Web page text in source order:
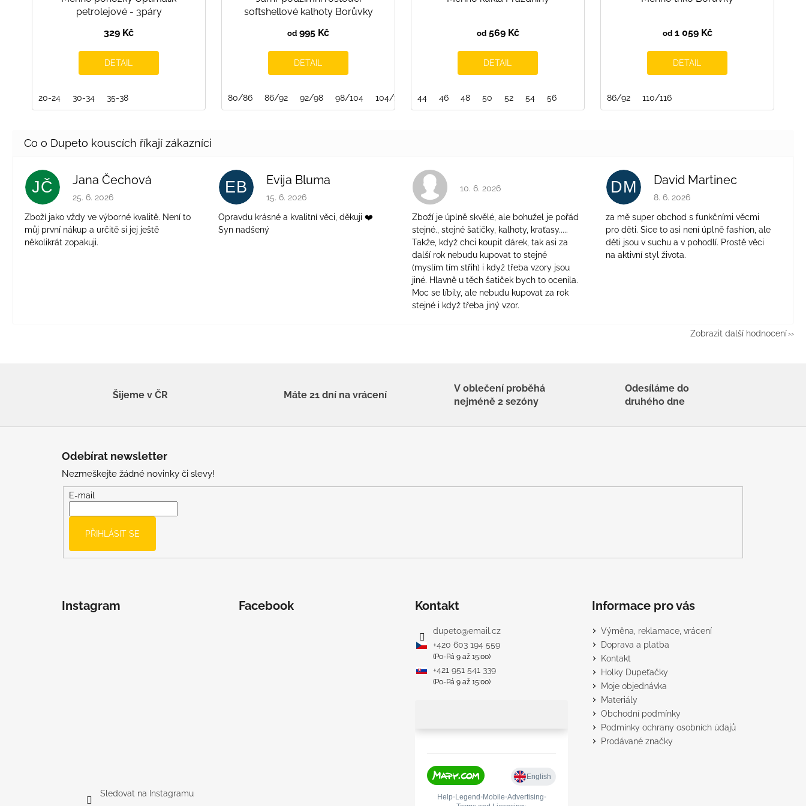
petrolejové - 3páry
329 Kč
DETAIL
20-24 30-34 35-38
softshellové kalhoty Borůvky
od 995 Kč
DETAIL
80/86 86/92 92/98 98/104 104/110 110/116 116/122 140/146 146/152
od569 Kč
DETAIL
44 46 48 50 52 54 56
od1 059 Kč
DETAIL
86/92 110/116
JČ Jana Čechová
Hodnocení obchodu je 5 z 5 hvězdiček.
25. 6. 2026
Zboží jako vždy ve výborné kvalitě. Není to
můj první nákup a určitě si jej ještě
několikrát zopakuji.
EB Evija Bluma
Hodnocení obchodu je 5 z 5 hvězdiček.
15. 6. 2026
Opravdu krásné a kvalitní věci, děkuji ❤️
Syn nadšený
Hodnocení obchodu je 4 z 5 hvězdiček.
10. 6. 2026
Zboží je úplně skvělé, ale bohužel je pořád
stejné., stejné šatičky, kalhoty, kraťasy.....
Takže, když chci koupit dárek, tak asi za
další rok nebudu kupovat to stejné
(myslím tím střih) i když třeba vzory jsou
jiné. Hlavně u těch šatiček bych to ocenila.
Moc se líbily, ale nebudu kupovat za rok
stejné i když třeba jiný vzor.
DM David Martinec
Hodnocení obchodu je 5 z 5 hvězdiček.
8. 6. 2026
za mě super obchod s funkčními věcmi
pro děti. Sice to asi není úplně fashion, ale
děti jsou v suchu a v pohodlí. Prostě věci
na aktivní styl života.
Zobrazit další hodnocení
Šijeme v ČR Máte 21 dní na vrácení
V oblečení proběhá
nejméně 2 sezóny
Odesíláme do
druhého dne
Odebírat newsletter
Nezmeškejte žádné novinky či slevy!
E-mail
PŘIHLÁSIT SE
Instagram
Sledovat na Instagramu
Facebook Kontakt
dupeto@email.cz
+420 603 194 559
(Po-Pá 9 až 15:00)
+421 951 541 339
(Po-Pá 9 až 15:00)
Informace pro vás
Výměna, reklamace, vrácení
Doprava a platba
Kontakt
Holky Dupeťačky
Moje objednávka
Materiály
Obchodní podmínky
Podmínky ochrany osobních údajů
Prodávané značky